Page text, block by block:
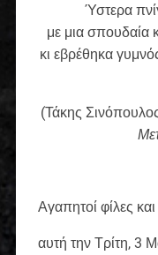
Ύστερα
με μια σπουδαία
κι εβρέθηκα
(Τάκης
Αγαπητοί φίλες και
αυτή την Τρίτη, 3